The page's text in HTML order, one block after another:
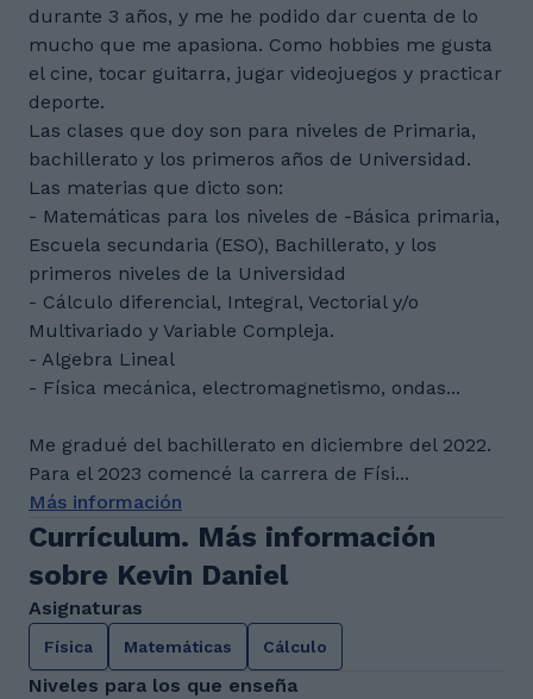
durante 3 años, y me he podido dar cuenta de lo
mucho que me apasiona. Como hobbies me gusta
el cine, tocar guitarra, jugar videojuegos y practicar
deporte.
Las clases que doy son para niveles de Primaria,
bachillerato y los primeros años de Universidad.
Las materias que dicto son:
- Matemáticas para los niveles de -Básica primaria,
Escuela secundaria (ESO), Bachillerato, y los
primeros niveles de la Universidad
- Cálculo diferencial, Integral, Vectorial y/o
Multivariado y Variable Compleja.
- Algebra Lineal
- Física mecánica, electromagnetismo, ondas...
Me gradué del bachillerato en diciembre del 2022.
Para el 2023 comencé la carrera de Físi...
Más información
Currículum. Más información
sobre Kevin Daniel
Asignaturas
Física Matemáticas Cálculo
Niveles para los que enseña